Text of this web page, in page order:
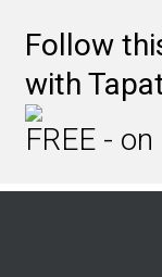
Follow
with
FREE -